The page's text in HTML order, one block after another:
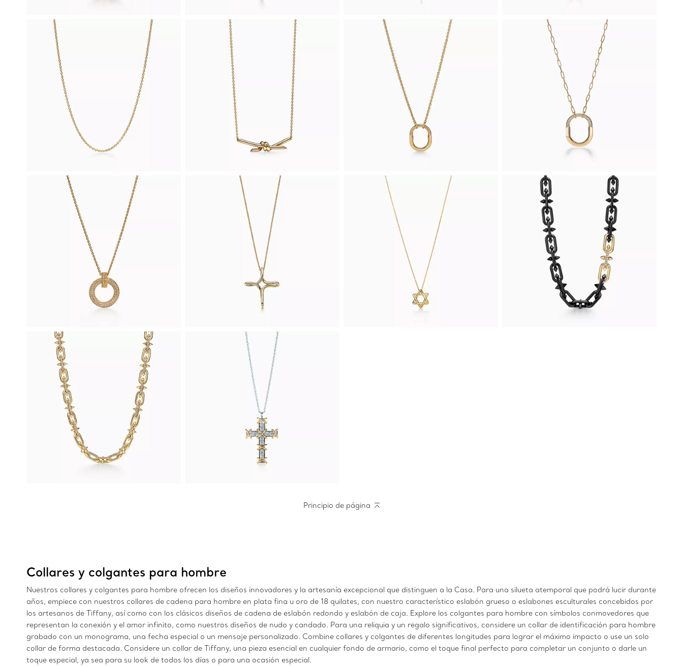
Principio de página
Collares y colgantes para hombre
Nuestros collares y colgantes para hombre ofrecen los diseños innovadores y la artesanía excepcional que distinguen a la Casa. Para una silueta atemporal que podrá lucir durante
años, empiece con nuestros collares de cadena para hombre en plata fina u oro de 18 quilates, con nuestro característico eslabón grueso o eslabones esculturales concebidos por
los artesanos de Tiffany, así como con los clásicos diseños de cadena de eslabón redondo y eslabón de caja. Explore los colgantes para hombre con símbolos conmovedores que
representan la conexión y el amor infinito, como nuestros diseños de nudo y candado. Para una reliquia y un regalo significativos, considere un collar de identificación para hombre
grabado con un monograma, una fecha especial o un mensaje personalizado. Combine collares y colgantes de diferentes longitudes para lograr el máximo impacto o use un solo
collar de forma destacada. Considere un collar de Tiffany, una pieza esencial en cualquier fondo de armario, como el toque final perfecto para completar un conjunto o darle un
toque especial, ya sea para su look de todos los días o para una ocasión especial.